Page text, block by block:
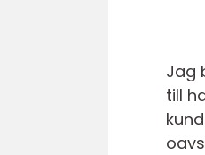
Jag
till